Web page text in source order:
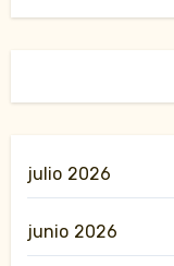
julio 2026
junio 2026